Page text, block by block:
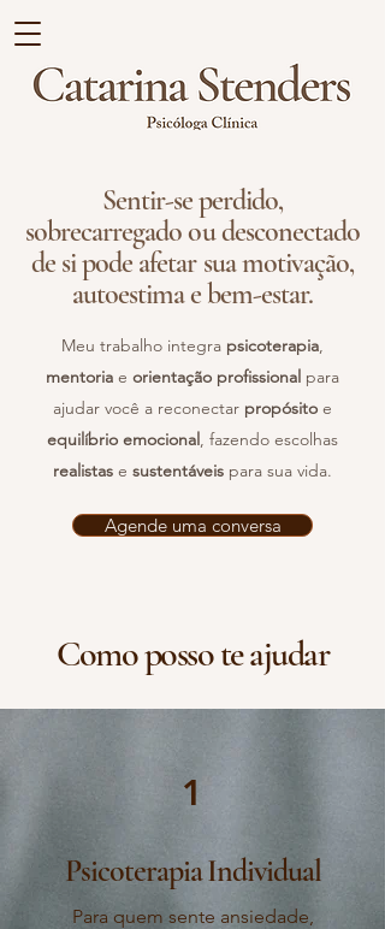
Sentir-se perdido,
sobrecarregado ou desconectado
de si pode afetar sua motivação,
autoestima e bem-estar.
Meu trabalho integra psicoterapia,
mentoria e orientação profissional para
ajudar você a reconectar propósito e
equilíbrio emocional, fazendo escolhas
realistas e sustentáveis para sua vida.
Agende uma conversa
Como posso te ajudar
1
Psicoterapia Individual
Para quem sente ansiedade,